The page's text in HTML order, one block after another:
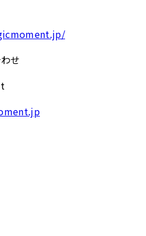
せ